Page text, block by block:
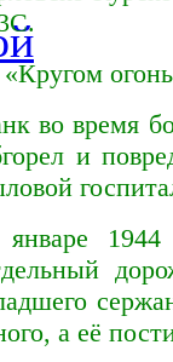
«Кругом
во время
и
1944
а её